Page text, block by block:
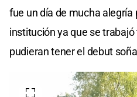
fue un día de mucha alegría
institución ya que se
pudieran tener el debut